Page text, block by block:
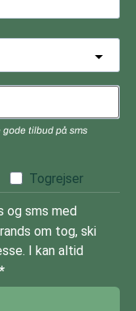
tilbud på sms
Togrejser
og sms med
om tog, ski
I kan altid